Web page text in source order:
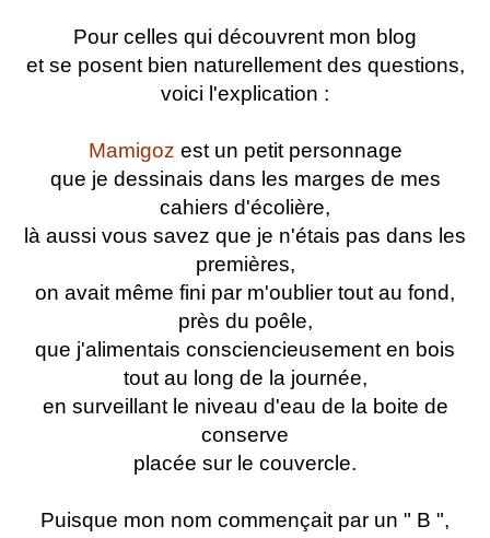
Pour celles qui découvrent mon blog
et se posent bien naturellement des questions,
voici l'explication :
Mamigoz est un petit personnage
que je dessinais dans les marges de mes
cahiers d'écolière,
là aussi vous savez que je n'étais pas dans les
premières,
on avait même fini par m'oublier tout au fond,
près du poêle,
que j'alimentais consciencieusement en bois
tout au long de la journée,
en surveillant le niveau d'eau de la boite de
conserve
placée sur le couvercle.
Puisque mon nom commençait par un " B ",